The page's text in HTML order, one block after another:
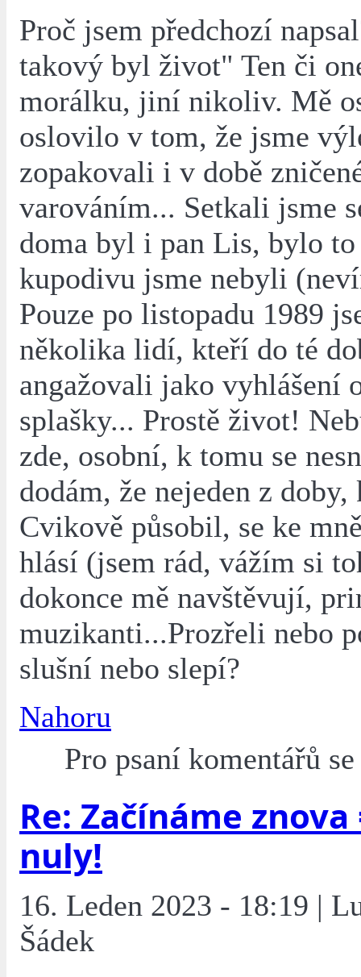
Proč jsem předchozí
takový byl život" Ten či
morálku, jiní nikoliv. Mě
oslovilo v tom, že jsme
zopakovali i v době
varováním... Setkali jsme
doma byl i pan Lis, bylo
kupodivu jsme nebyli
Pouze po listopadu 1989
několika lidí, kteří do té
angažovali jako vyhlášení
splašky... Prostě život!
zde, osobní, k tomu se
dodám, že nejeden z
Cvikově působil, se ke
hlásí (jsem rád, vážím si
dokonce mě navštěvují,
muzikanti...Prozřeli nebo
slušní nebo slepí?
Nahoru
Pro psaní komentářů
Re: Začínáme znova
nuly!
16. Leden 2023 - 18:19 |
Šádek